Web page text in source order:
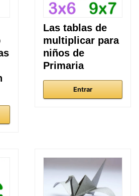
Las tablas de
multiplicar para
niños de
Primaria
Entrar